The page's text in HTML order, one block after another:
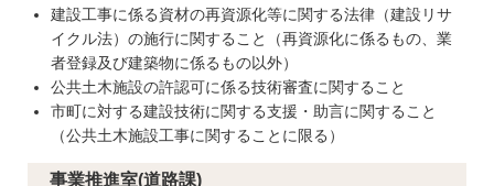
建設工事に係る資材の再資源化等に関する法律（建設リサ
イクル法）の施行に関すること（再資源化に係るもの、業
者登録及び建築物に係るもの以外）
公共土木施設の許認可に係る技術審査に関すること
市町に対する建設技術に関する支援・助言に関すること
（公共土木施設工事に関することに限る）
事業推進室(道路課)